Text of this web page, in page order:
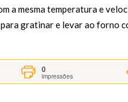
a mesma temperatura e
gratinar e levar ao forno
0
impressões